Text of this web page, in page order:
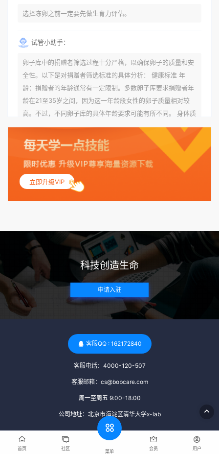
选择冻卵之前一定要先做生育力评估。
试管小助手：
卵子库中的捐赠者筛选过程十分严格，以确保卵子的质量和安
全性。以下是对捐赠者筛选标准的具体分析： 健康标准 年
龄：捐赠者的年龄通常有一定限制。多数卵子库要求捐赠者年
龄在21至35岁之间，因为这一年龄段女性的卵子质量相对较
高。不过，不同卵子库的具体年龄要求可能有所不同。 身体质
量指数（BMI）：捐赠者的BMI通常需要在正常范围内，以确
保其身体健康状况良好。过高的BMI可能与多种健康问题相关
联，包括不孕症和妊娠并发症。 生殖健康：捐赠者需要有规律
的月经期，无生殖障碍或异常问题。此外，还需要进行详细的
妇科检查，以确保其生殖系统的健康。 遗传病史与家族病史：
捐赠者及其家庭成员需要无严重的遗传病史、精神病史和传染
病史。这通常需要通过基因检测、家族史调查和医疗记录审查
带任何可传染给受卵者的病原体。 药物与生活习惯：捐赠者需
要是非尼古丁使用者、非吸烟者、非吸毒者，并且未使用可能
影响卵子质量的药物，如某些精神药物和避孕植入物。 学历与
心理标准 学历要求：部分卵子库对捐赠者的学历有一定要求，
但这并非普遍标准。一些卵子库可能更倾向于选择受过高等教
育的女性作为捐赠者，但这并不是绝对的筛选条件。 心理状态
评估：捐赠者需要进行心理状态评估，以确定其对捐赠过程的
于确保捐赠者在捐赠过程中保持积极的心态，并理解其捐赠行
为的意义。 其他标准 责任心与沟通能力：由于捐卵过程的时
间不确定性，捐赠者需要有责任心，善于沟通，并尊重预约和
时间表。这有助于确保捐赠周期的顺利进行，并保障受卵者的
明等材料，并接受卵子库的全面审查和评估。 综上所述，卵子
库中的捐赠者筛选过程涉及多个方面，包括健康、学历、心理
和其他标准。这些标准旨在确保捐赠者的身体健康状况良好，
立即升级VIP
科技创造生命
申请入驻
客服QQ : 162172840
客服电话：4000-120-507
客服邮箱：cs@bobcare.com
周一至周五 9:00-18:00
公司地址：北京市海淀区清华大学x-lab
首页 社区
菜单
会员 用户